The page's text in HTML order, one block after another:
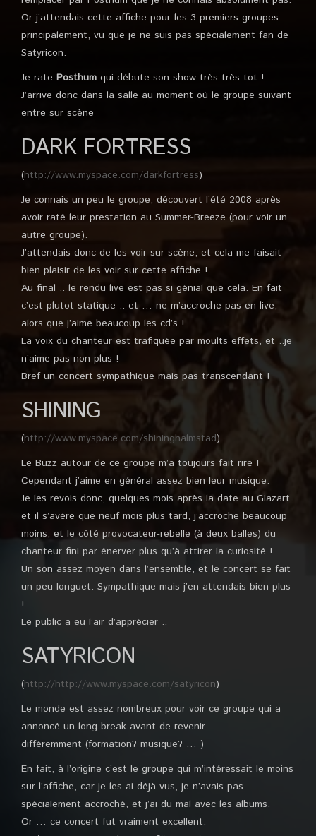
Or j’attendais cette affiche pour les 3 premiers groupes
principalement, vu que je ne suis pas spécialement fan de
Satyricon.
Je rate Posthum qui débute son show très très tot !
J’arrive donc dans la salle au moment où le groupe suivant
entre sur scène
DARK FORTRESS
(http://www.myspace.com/darkfortress)
Je connais un peu le groupe, découvert l’été 2008 après
avoir raté leur prestation au Summer-Breeze (pour voir un
autre groupe).
J’attendais donc de les voir sur scène, et cela me faisait
bien plaisir de les voir sur cette affiche !
Au final .. le rendu live est pas si génial que cela. En fait
c’est plutot statique .. et … ne m’accroche pas en live,
alors que j’aime beaucoup les cd’s !
La voix du chanteur est trafiquée par moults effets, et ..je
n’aime pas non plus !
Bref un concert sympathique mais pas transcendant !
SHINING
(http://www.myspace.com/shininghalmstad)
Le Buzz autour de ce groupe m’a toujours fait rire !
Cependant j’aime en général assez bien leur musique.
Je les revois donc, quelques mois après la date au Glazart
et il s’avère que neuf mois plus tard, j’accroche beaucoup
moins, et le côté provocateur-rebelle (à deux balles) du
chanteur fini par énerver plus qu’à attirer la curiosité !
Un son assez moyen dans l’ensemble, et le concert se fait
un peu longuet. Sympathique mais j’en attendais bien plus
!
Le public a eu l’air d’apprécier ..
SATYRICON
(http://http://www.myspace.com/satyricon)
Le monde est assez nombreux pour voir ce groupe qui a
annoncé un long break avant de revenir
différemment (formation? musique? … )
En fait, à l’origine c’est le groupe qui m’intéressait le moins
sur l’affiche, car je les ai déjà vus, je n’avais pas
spécialement accroché, et j’ai du mal avec les albums.
Or … ce concert fut vraiment excellent.